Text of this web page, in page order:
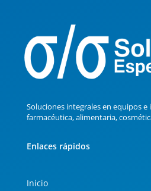
Soluciones integrales en equipos
farmacéutica, alimentaria,
Enlaces rápidos
Inicio